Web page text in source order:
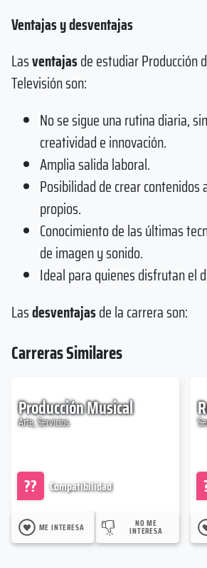
Ventajas y desventajas
Lasventajasde estudiar Producción
Televisión son:
No se sigue una rutina diaria,
creatividad e innovación.
Amplia salida laboral.
Posibilidad de crear contenidos
propios.
Conocimiento de las últimas
de imagen y sonido.
Ideal para quienes disfrutan el
Lasdesventajasde la carrera son:
Carreras Similares
Producción Musical
Arte, Servicios
Compatibilidad
??
ME INTERESA NO ME
INTERESA